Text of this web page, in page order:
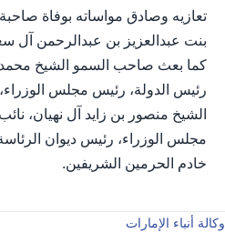
تعازيه وصادق مواساته بوفاة
بنت عبدالعزيز بن عبدالرحمن آل
كما بعث صاحب السمو الشيخ محمد
رئيس الدولة، رئيس مجلس
الشيخ منصور بن زايد آل نهيان،
مجلس الوزراء، رئيس ديوان
خادم الحرمين الشريفين.
وكالة أنباء الإمارات